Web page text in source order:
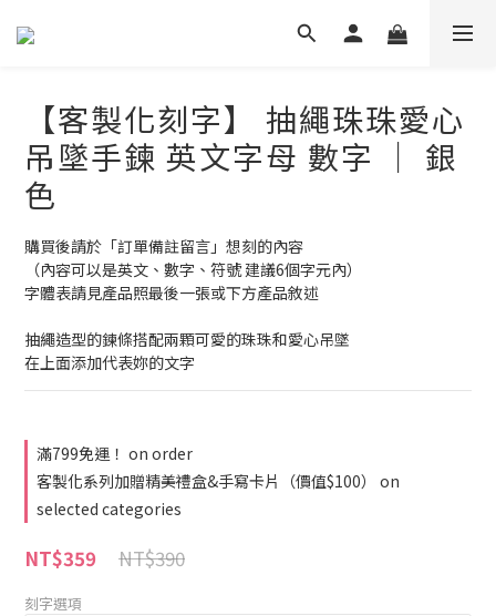
【客製化刻字】 抽繩珠珠愛心
吊墜手鍊 英文字母 數字 ｜ 銀
色
購買後請於「訂單備註留言」想刻的內容
（內容可以是英文、數字、符號 建議6個字元內）
字體表請見產品照最後一張或下方產品敘述
抽繩造型的鍊條搭配兩顆可愛的珠珠和愛心吊墜
在上面添加代表妳的文字
滿799免運！ on order
客製化系列加贈精美禮盒&手寫卡片（價值$100） on
selected categories
NT$390
NT$359
刻字選項